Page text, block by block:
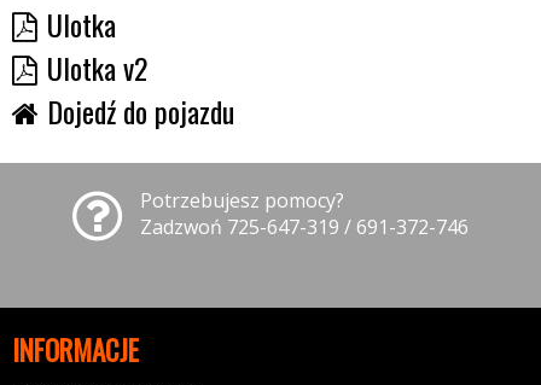
Ulotka
Ulotka v2
Dojedź do pojazdu
Potrzebujesz pomocy?
Zadzwoń 725-647-319 / 691-372-746
INFORMACJE